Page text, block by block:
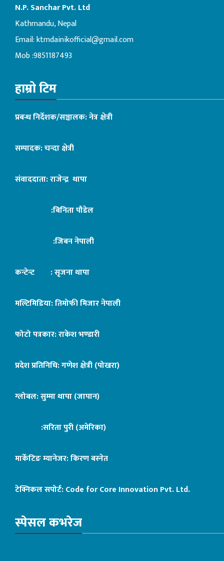
N.P. Sanchar Pvt. Ltd
Kathmandu, Nepal
Email:ktmdainikofficial@gmail.com
Mob :9851187493
हाम्रो टिम
प्रबन्ध निर्देशक/सञ्चालक: नेत्र क्षेत्री
सम्पादक: चन्दा क्षेत्री
संवाददाता: राजेन्द्र थापा
:बिनिता पौडेल
:जिबन नेपाली
कन्टेन्ट : सृजना थापा
मल्टिमिडिया: तिमोफी मिजार नेपाली
फोटो पत्रकार: राकेश भण्डारी
प्रदेश प्रतिनिधि: गणेश क्षेत्री (पोखरा)
ग्लोबल: सुम्मा थापा (जापान)
:सरिता पुरी (अमेरिका)
मार्केटिङ म्यानेजर: किरण बस्नेत
टेक्निकल सपोर्ट:Code for Core Innovation Pvt. Ltd.
स्पेसल कभरेज